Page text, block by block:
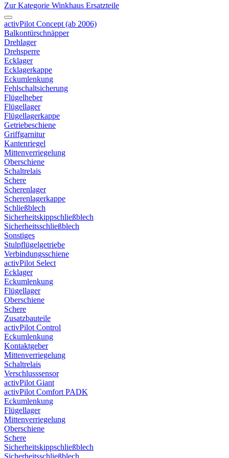
Zur Kategorie Winkhaus Ersatzteile
activPilot Concept (ab 2006)
Balkontürschnäpper
Drehlager
Drehsperre
Ecklager
Ecklagerkappe
Eckumlenkung
Fehlschaltsicherung
Flügelheber
Flügellager
Flügellagerkappe
Getriebeschiene
Griffgarnitur
Kantenriegel
Mittenverriegelung
Oberschiene
Schaltrelais
Schere
Scherenlager
Scherenlagerkappe
Schließblech
Sicherheitskippschließblech
Sicherheitsschließblech
Sonstiges
Stulpflügelgetriebe
Verbindungsschiene
activPilot Select
Ecklager
Eckumlenkung
Flügellager
Oberschiene
Schere
Zusatzbauteile
activPilot Control
Eckumlenkung
Kontaktgeber
Mittenverriegelung
Schaltrelais
Verschlusssensor
activPilot Giant
activPilot Comfort PADK
Eckumlenkung
Flügellager
Mittenverriegelung
Oberschiene
Schere
Sicherheitskippschließblech
Sicherheitsschließblech